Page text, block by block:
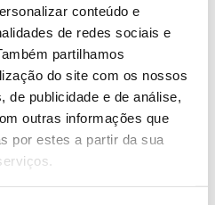
conteúdo e
de redes sociais e
partilhamos
do site com os nossos
de publicidade e de análise,
outras informações que
por estes a partir da sua
de entrevistas com atores-
municipal são apenas
das diferentes tarefas de
alunos devem ter
que preservamos a sua
como para avaliar
aplicar as aprendizagens